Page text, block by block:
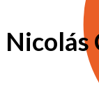
Nicolás